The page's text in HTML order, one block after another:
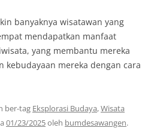
banyaknya wisatawan yang
mendapatkan manfaat
yang membantu mereka
kebudayaan mereka dengan cara
ber-tag Eksplorasi Budaya,Wisata
01/23/2025oleh bumdesawangen.